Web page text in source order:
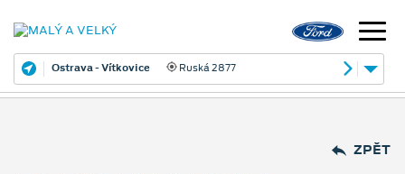
Ostrava - Vítkovice Ruská 2877
ZPĚT